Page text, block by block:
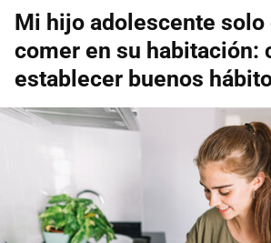
Mi hijo adolescente solo
comer en su habitación:
establecer buenos